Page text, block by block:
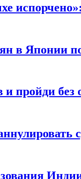
в Японии
и пройди